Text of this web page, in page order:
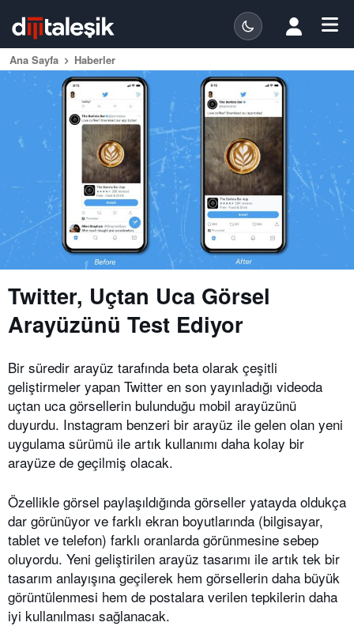
Ana Sayfa Haberler
Twitter, Uçtan Uca Görsel
Arayüzünü Test Ediyor
Bir süredir arayüz tarafında beta olarak çeşitli
geliştirmeler yapan Twitter en son yayınladığı videoda
uçtan uca görsellerin bulunduğu mobil arayüzünü
duyurdu. Instagram benzeri bir arayüz ile gelen olan yeni
uygulama sürümü ile artık kullanımı daha kolay bir
arayüze de geçilmiş olacak.
Özellikle görsel paylaşıldığında görseller yatayda oldukça
dar görünüyor ve farklı ekran boyutlarında (bilgisayar,
tablet ve telefon) farklı oranlarda görünmesine sebep
oluyordu. Yeni geliştirilen arayüz tasarımı ile artık tek bir
tasarım anlayışına geçilerek hem görsellerin daha büyük
görüntülenmesi hem de postalara verilen tepkilerin daha
iyi kullanılması sağlanacak.